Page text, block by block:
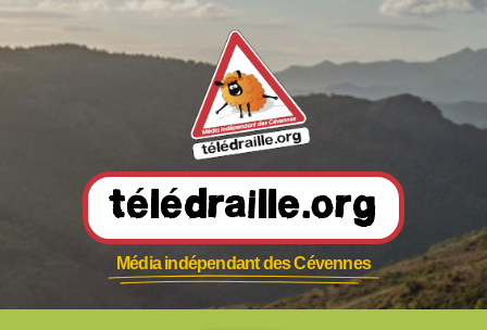
Télédraille.org
Média indépendant des Cévennes